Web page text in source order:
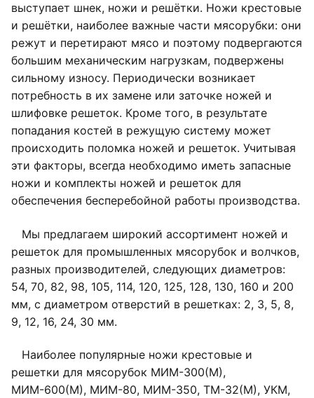
выступает шнек, ножи и решётки. Ножи крестовые
и решётки, наиболее важные части мясорубки: они
режут и перетирают мясо и поэтому подвергаются
большим механическим нагрузкам, подвержены
сильному износу. Периодически возникает
потребность в их замене или заточке ножей и
шлифовке решеток. Кроме того, в результате
попадания костей в режущую систему может
происходить поломка ножей и решеток. Учитывая
эти факторы, всегда необходимо иметь запасные
ножи и комплекты ножей и решеток для
обеспечения бесперебойной работы производства.
Мы предлагаем широкий ассортимент ножей и
решеток для промышленных мясорубок и волчков,
разных производителей, следующих диаметров:
54, 70, 82, 98, 105, 114, 120, 125, 128, 130, 160 и 200
мм, с диаметром отверстий в решетках: 2, 3, 5, 8,
9, 12, 16, 24, 30 мм.
Наиболее популярные ножи крестовые и
решетки для мясорубок МИМ-300(М),
МИМ-600(М), МИМ-80, МИМ-350, ТМ-32(М), УКМ,